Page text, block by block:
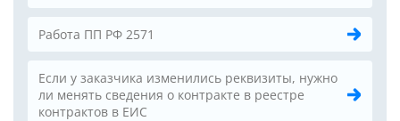
Работа ПП РФ 2571
Если у заказчика изменились реквизиты, нужно
ли менять сведения о контракте в реестре
контрактов в ЕИС